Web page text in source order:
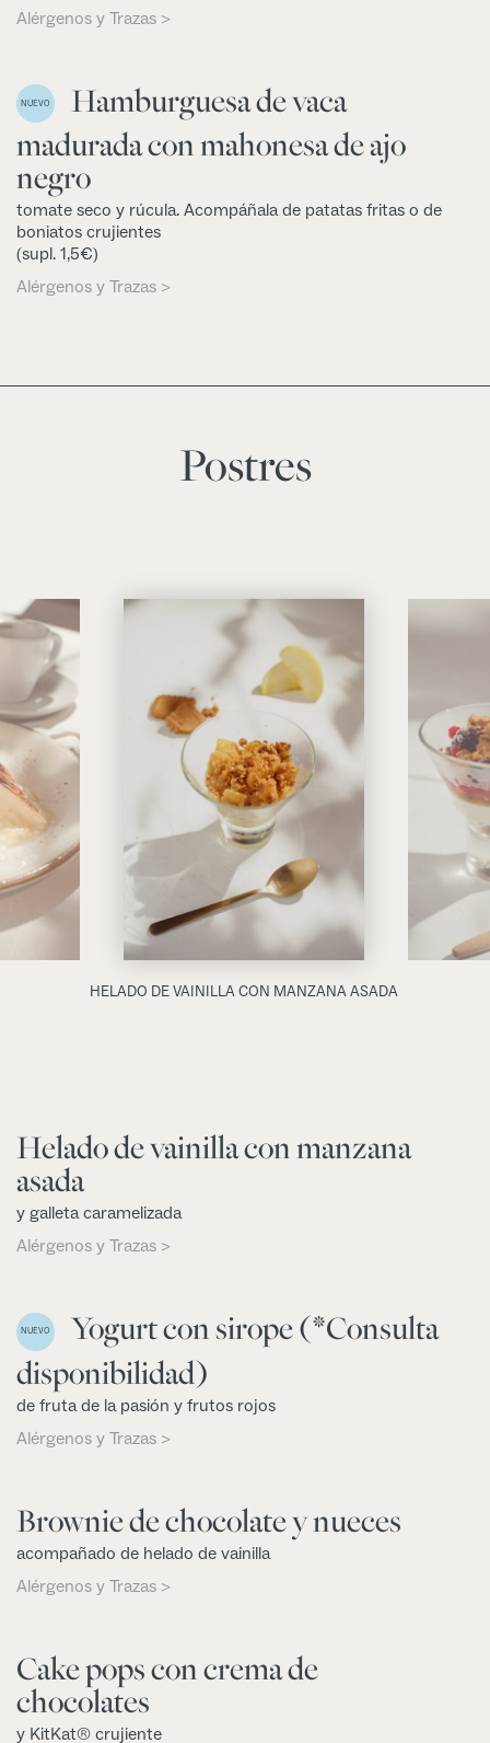
Alérgenos y Trazas >
NUEVO
Hamburguesa de vaca
madurada con mahonesa de ajo
negro
tomate seco y rúcula. Acompáñala de patatas fritas o de
boniatos crujientes
(supl. 1,5€)
Alérgenos y Trazas >
Postres
HELADO DE VAINILLA CON MANZANA ASADA
Helado de vainilla con manzana
asada
y galleta caramelizada
Alérgenos y Trazas >
NUEVO
Yogurt con sirope (*Consulta
disponibilidad)
de fruta de la pasión y frutos rojos
Alérgenos y Trazas >
Brownie de chocolate y nueces
acompañado de helado de vainilla
Alérgenos y Trazas >
Cake pops con crema de
chocolates
y KitKat® crujiente